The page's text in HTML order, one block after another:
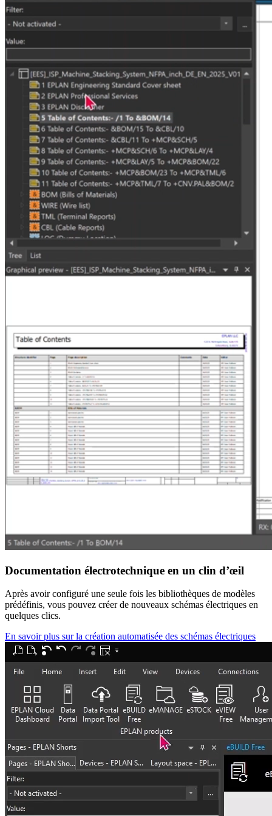
Documentation électrotechnique en un clin d’œil
Après avoir configuré une seule fois les bibliothèques de modèles
prédéfinis, vous pouvez créer de nouveaux schémas électriques en
quelques clics.
En savoir plus sur la création automatisée des schémas électriques